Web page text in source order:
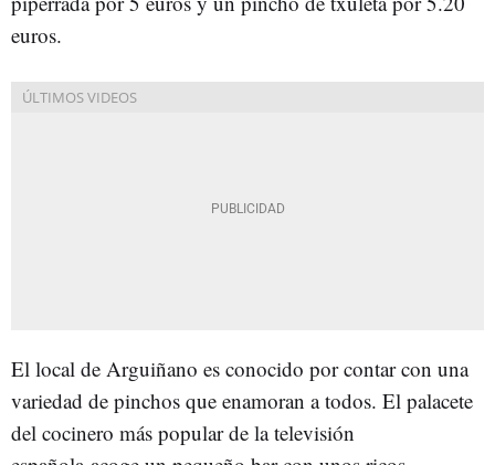
euros.
El local de Arguiñano es conocido por contar con una
variedad de pinchos que enamoran a todos. El palacete
del cocinero más popular de la televisión